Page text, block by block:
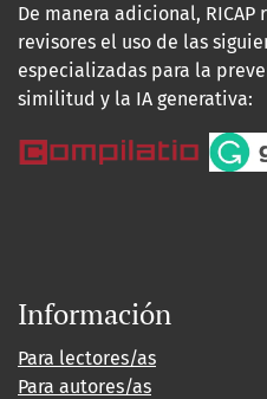
De manera adicional,
revisores el uso de las
especializadas para la
similitud y la IA generativa:
Información
Para lectores/as
Para autores/as